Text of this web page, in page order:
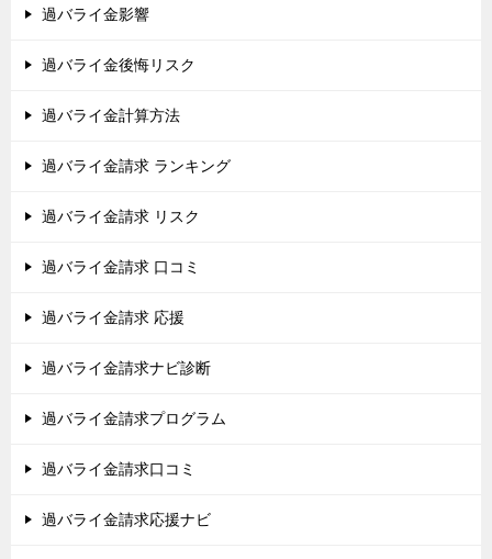
過バライ金影響
過バライ金後悔リスク
過バライ金計算方法
過バライ金請求 ランキング
過バライ金請求 リスク
過バライ金請求 口コミ
過バライ金請求 応援
過バライ金請求ナビ診断
過バライ金請求プログラム
過バライ金請求口コミ
過バライ金請求応援ナビ